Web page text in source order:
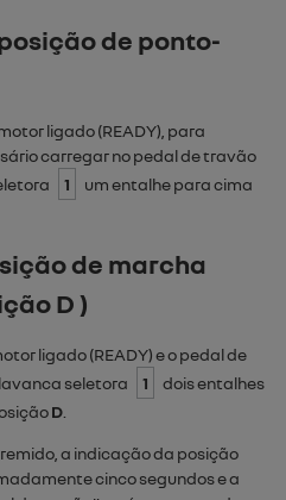
de ponto-
ligado (READY), para
carregar no pedal de travão
1
um entalhe para cima
de marcha
D )
ligado (READY) e o pedal de
seletora
1
dois entalhes
D
a indicação da posição
cinco segundos e a